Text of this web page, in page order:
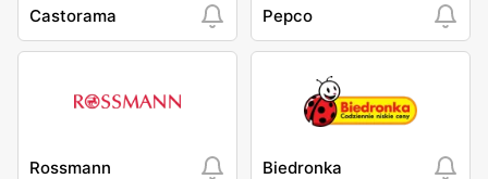
Castorama Pepco
Rossmann Biedronka